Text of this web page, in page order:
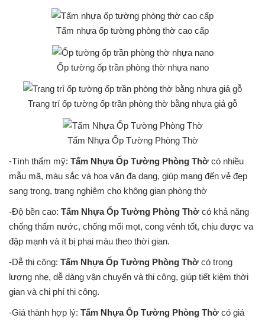
Tấm nhựa ốp tường phòng thờ cao cấp
Ốp tường ốp trần phòng thờ nhựa nano
Trang trí ốp tường ốp trần phòng thờ bằng nhựa giả gỗ
Tấm Nhựa Ốp Tường Phòng Thờ
-Tính thẩm mỹ: Tấm Nhựa Ốp Tường Phòng Thờ có nhiều
mẫu mã, màu sắc và hoa văn đa dạng, giúp mang đến vẻ đẹp
sang trọng, trang nghiêm cho không gian phòng thờ
-Độ bền cao: Tấm Nhựa Ốp Tường Phòng Thờ có khả năng
chống thấm nước, chống mối mọt, cong vênh tốt, chịu được va
đập mạnh và ít bị phai màu theo thời gian.
-Dễ thi công: Tấm Nhựa Ốp Tường Phòng Thờ có trọng
lượng nhẹ, dễ dàng vận chuyển và thi công, giúp tiết kiệm thời
gian và chi phí thi công.
-Giá thành hợp lý: Tấm Nhựa Ốp Tường Phòng Thờ có giá